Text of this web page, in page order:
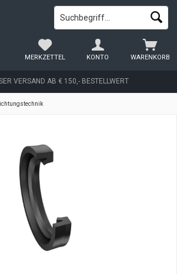
VERSAND AB € 150,- BESTELLWERT
WARENKORB
MERKZETTEL KONTO